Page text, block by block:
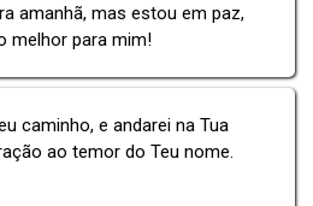
amanhã, mas estou em paz,
melhor para mim!
caminho, e andarei na Tua
ao temor do Teu nome.